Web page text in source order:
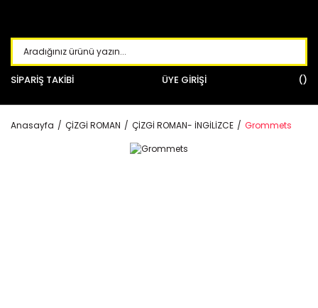
SİPARİŞ TAKİBİ ÜYE GİRİŞİ
Anasayfa ÇİZGİ ROMAN ÇİZGİ ROMAN- İNGİLİZCE Grommets